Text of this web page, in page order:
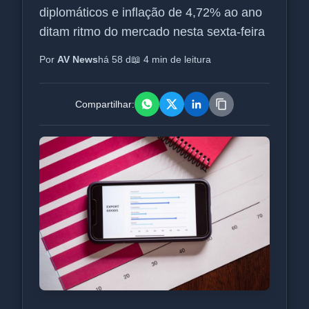
diplomáticos e inflação de 4,72% ao ano
ditam ritmo do mercado nesta sexta-feira
Por AV Newshá 58 d📖 4 min de leitura
Compartilhar: